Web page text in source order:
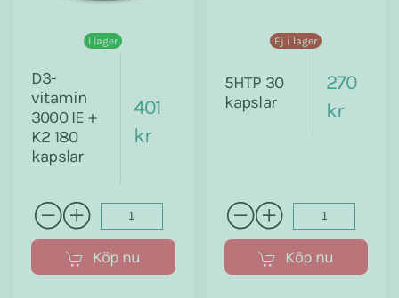
I lager
D3-
vitamin
3000 IE +
K2 180
kapslar
401
kr
Köp nu
Ej i lager
5HTP 30
kapslar
270
kr
Köp nu